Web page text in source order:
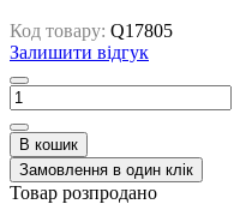
Код товару: Q17805
Залишити відгук
В кошик
Замовлення в один клік
Товар розпродано